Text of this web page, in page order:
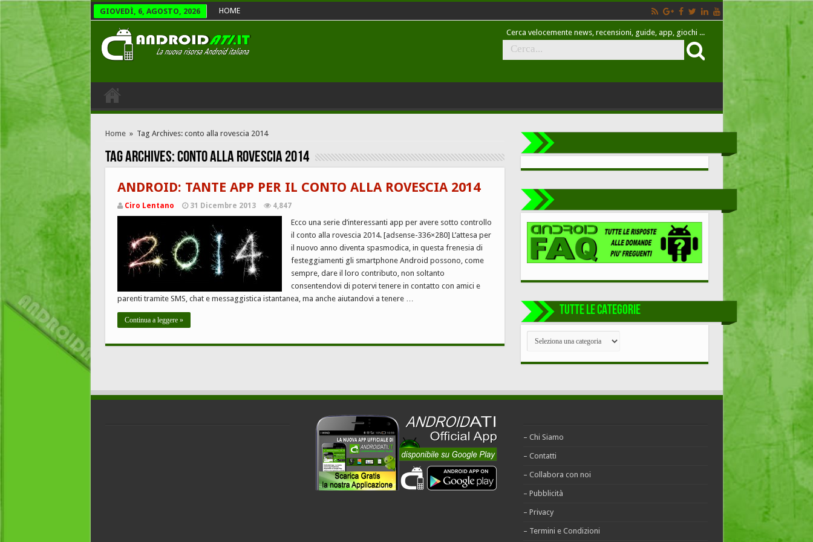
GIOVEDÌ, 6, AGOSTO, 2026 HOME
Cerca velocemente news, recensioni, guide, app, giochi ...
Home » Tag Archives: conto alla rovescia 2014
Tag Archives:conto alla rovescia 2014
ANDROID: TANTE APP PER IL CONTO ALLA ROVESCIA 2014
Ciro Lentano 31 Dicembre 2013 4,847
Ecco una serie d’interessanti app per avere sotto controllo
il conto alla rovescia 2014. [adsense-336×280] L’attesa per
il nuovo anno diventa spasmodica, in questa frenesia di
festeggiamenti gli smartphone Android possono, come
sempre, dare il loro contributo, non soltanto
consentendovi di potervi tenere in contatto con amici e
parenti tramite SMS, chat e messaggistica istantanea, ma anche aiutandovi a tenere …
Continua a leggere »
TUTTE LE CATEGORIE
TUTTE
CATEGORIE
– Chi Siamo
– Contatti
– Collabora con noi
– Pubblicità
– Privacy
– Termini e Condizioni